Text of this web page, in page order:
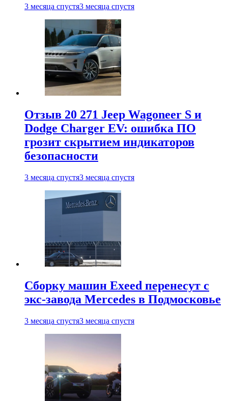
3 месяца спустя3 месяца спустя
Отзыв 20 271 Jeep Wagoneer S и
Dodge Charger EV: ошибка ПО
грозит скрытием индикаторов
безопасности
3 месяца спустя3 месяца спустя
Сборку машин Exeed перенесут с
экс-завода Mercedes в Подмосковье
3 месяца спустя3 месяца спустя